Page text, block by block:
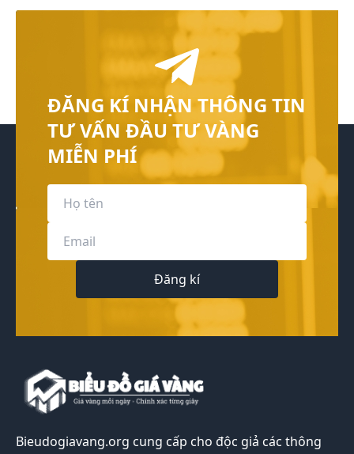
ĐĂNG KÍ NHẬN THÔNG TIN
TƯ VẤN ĐẦU TƯ VÀNG
MIỄN PHÍ
Đăng kí
Bieudogiavang.org cung cấp cho độc giả các thông